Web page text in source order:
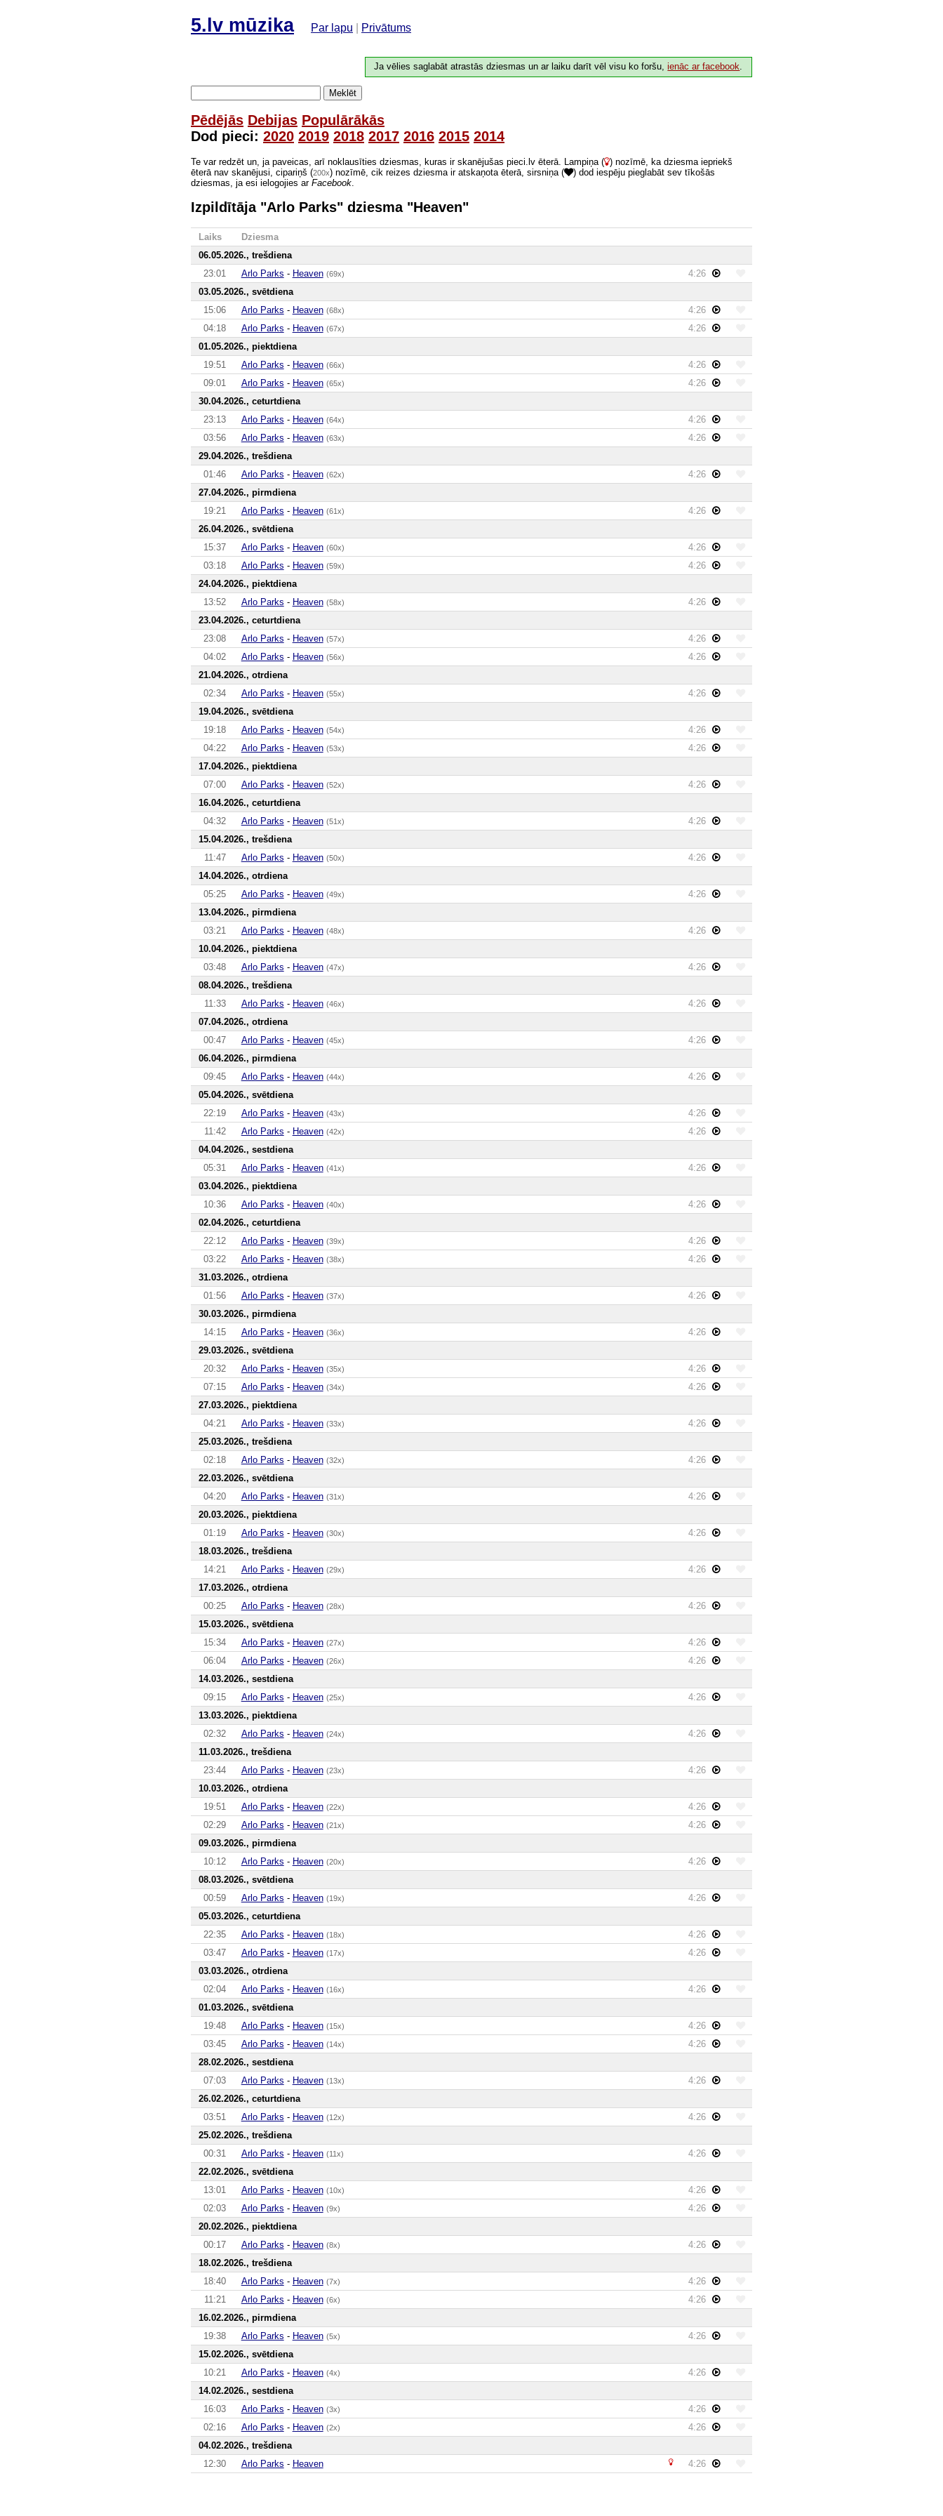
5.lv mūzika Par lapu Privātums
Ja vēlies saglabāt atrastās dziesmas un ar laiku darīt vēl visu ko foršu,ienāc ar facebook.
Meklēt
Pēdējās Debijas Populārākās
Dod pieci: 2020 2019 2018 2017 2016 2015 2014
Te var redzēt un, ja paveicas, arī noklausīties dziesmas, kuras ir skanējušas pieci.lv ēterā. Lampiņa ( ) nozīmē, ka dziesma iepriekš
ēterā nav skanējusi, cipariņš (200x) nozīmē, cik reizes dziesma ir atskaņota ēterā, sirsniņa (
) dod iespēju pieglabāt sev tīkošās
dziesmas, ja esi ielogojies ar Facebook
Izpildītāja "Arlo Parks" dziesma "Heaven"
Laiks
Dziesma
06.05.2026., trešdiena
23:01
Arlo Parks - Heaven (69x)
4:26
03.05.2026., svētdiena
15:06
Arlo Parks - Heaven (68x)
4:26
04:18
Arlo Parks - Heaven (67x)
4:26
01.05.2026., piektdiena
19:51
Arlo Parks - Heaven (66x)
4:26
09:01
Arlo Parks - Heaven (65x)
4:26
30.04.2026., ceturtdiena
23:13
Arlo Parks - Heaven (64x)
4:26
03:56
Arlo Parks - Heaven (63x)
4:26
29.04.2026., trešdiena
01:46
Arlo Parks - Heaven (62x)
4:26
27.04.2026., pirmdiena
19:21
Arlo Parks - Heaven (61x)
4:26
26.04.2026., svētdiena
15:37
Arlo Parks - Heaven (60x)
4:26
03:18
Arlo Parks - Heaven (59x)
4:26
24.04.2026., piektdiena
13:52
Arlo Parks - Heaven (58x)
4:26
23.04.2026., ceturtdiena
23:08
Arlo Parks - Heaven (57x)
4:26
04:02
Arlo Parks - Heaven (56x)
4:26
21.04.2026., otrdiena
02:34
Arlo Parks - Heaven (55x)
4:26
19.04.2026., svētdiena
19:18
Arlo Parks - Heaven (54x)
4:26
04:22
Arlo Parks - Heaven (53x)
4:26
17.04.2026., piektdiena
07:00
Arlo Parks - Heaven (52x)
4:26
16.04.2026., ceturtdiena
04:32
Arlo Parks - Heaven (51x)
4:26
15.04.2026., trešdiena
11:47
Arlo Parks - Heaven (50x)
4:26
14.04.2026., otrdiena
05:25
Arlo Parks - Heaven (49x)
4:26
13.04.2026., pirmdiena
03:21
Arlo Parks - Heaven (48x)
4:26
10.04.2026., piektdiena
03:48
Arlo Parks - Heaven (47x)
4:26
08.04.2026., trešdiena
11:33
Arlo Parks - Heaven (46x)
4:26
07.04.2026., otrdiena
00:47
Arlo Parks - Heaven (45x)
4:26
06.04.2026., pirmdiena
09:45
Arlo Parks - Heaven (44x)
4:26
05.04.2026., svētdiena
22:19
Arlo Parks - Heaven (43x)
4:26
11:42
Arlo Parks - Heaven (42x)
4:26
04.04.2026., sestdiena
05:31
Arlo Parks - Heaven (41x)
4:26
03.04.2026., piektdiena
10:36
Arlo Parks - Heaven (40x)
4:26
02.04.2026., ceturtdiena
22:12
Arlo Parks - Heaven (39x)
4:26
03:22
Arlo Parks - Heaven (38x)
4:26
31.03.2026., otrdiena
01:56
Arlo Parks - Heaven (37x)
4:26
30.03.2026., pirmdiena
14:15
Arlo Parks - Heaven (36x)
4:26
29.03.2026., svētdiena
20:32
Arlo Parks - Heaven (35x)
4:26
07:15
Arlo Parks - Heaven (34x)
4:26
27.03.2026., piektdiena
04:21
Arlo Parks - Heaven (33x)
4:26
25.03.2026., trešdiena
02:18
Arlo Parks - Heaven (32x)
4:26
22.03.2026., svētdiena
04:20
Arlo Parks - Heaven (31x)
4:26
20.03.2026., piektdiena
01:19
Arlo Parks - Heaven (30x)
4:26
18.03.2026., trešdiena
14:21
Arlo Parks - Heaven (29x)
4:26
17.03.2026., otrdiena
00:25
Arlo Parks - Heaven (28x)
4:26
15.03.2026., svētdiena
15:34
Arlo Parks - Heaven (27x)
4:26
06:04
Arlo Parks - Heaven (26x)
4:26
14.03.2026., sestdiena
09:15
Arlo Parks - Heaven (25x)
4:26
13.03.2026., piektdiena
02:32
Arlo Parks - Heaven (24x)
4:26
11.03.2026., trešdiena
23:44
Arlo Parks - Heaven (23x)
4:26
10.03.2026., otrdiena
19:51
Arlo Parks - Heaven (22x)
4:26
02:29
Arlo Parks - Heaven (21x)
4:26
09.03.2026., pirmdiena
10:12
Arlo Parks - Heaven (20x)
4:26
08.03.2026., svētdiena
00:59
Arlo Parks - Heaven (19x)
4:26
05.03.2026., ceturtdiena
22:35
Arlo Parks - Heaven (18x)
4:26
03:47
Arlo Parks - Heaven (17x)
4:26
03.03.2026., otrdiena
02:04
Arlo Parks - Heaven (16x)
4:26
01.03.2026., svētdiena
19:48
Arlo Parks - Heaven (15x)
4:26
03:45
Arlo Parks - Heaven (14x)
4:26
28.02.2026., sestdiena
07:03
Arlo Parks - Heaven (13x)
4:26
26.02.2026., ceturtdiena
03:51
Arlo Parks - Heaven (12x)
4:26
25.02.2026., trešdiena
00:31
Arlo Parks - Heaven (11x)
4:26
22.02.2026., svētdiena
13:01
Arlo Parks - Heaven (10x)
4:26
02:03
Arlo Parks - Heaven (9x)
4:26
20.02.2026., piektdiena
00:17
Arlo Parks - Heaven (8x)
4:26
18.02.2026., trešdiena
18:40
Arlo Parks - Heaven (7x)
4:26
11:21
Arlo Parks - Heaven (6x)
4:26
16.02.2026., pirmdiena
19:38
Arlo Parks - Heaven (5x)
4:26
15.02.2026., svētdiena
10:21
Arlo Parks - Heaven (4x)
4:26
14.02.2026., sestdiena
16:03
Arlo Parks - Heaven (3x)
4:26
02:16
Arlo Parks - Heaven (2x)
4:26
04.02.2026., trešdiena
12:30
Arlo Parks - Heaven 4:26